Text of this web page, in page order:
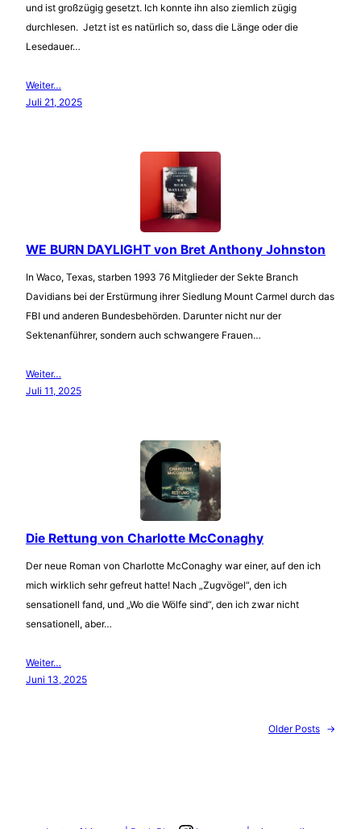
und ist großzügig gesetzt. Ich konnte ihn also ziemlich zügig
durchlesen. Jetzt ist es natürlich so, dass die Länge oder die
Lesedauer…
Weiter…
Juli 21, 2025
WE BURN DAYLIGHT von Bret Anthony Johnston
In Waco, Texas, starben 1993 76 Mitglieder der Sekte Branch
Davidians bei der Erstürmung ihrer Siedlung Mount Carmel durch das
FBI und anderen Bundesbehörden. Darunter nicht nur der
Sektenanführer, sondern auch schwangere Frauen…
Weiter…
Juli 11, 2025
Die Rettung von Charlotte McConaghy
Der neue Roman von Charlotte McConaghy war einer, auf den ich
mich wirklich sehr gefreut hatte! Nach „Zugvögel“, den ich
sensationell fand, und „Wo die Wölfe sind“, den ich zwar nicht
sensationell, aber…
Weiter…
Juni 13, 2025
Older Posts →